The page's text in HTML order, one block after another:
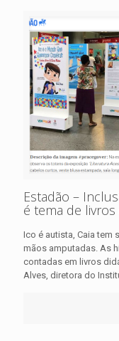
Estadão –
é tema de livros
Ico é autista, Caia tem
mãos amputadas. As
contadas em livros
Alves, diretora do